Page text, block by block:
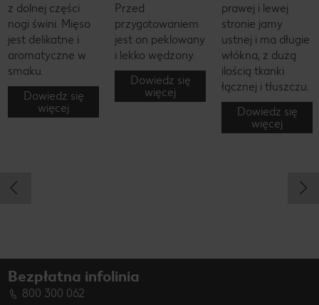
z dolnej części
nogi świni. Mięso
jest delikatne i
aromatyczne w
smaku.
Dowiedz się
więcej
Przed
przygotowaniem
jest on peklowany
i lekko wędzony.
Dowiedz się
więcej
prawej i lewej
stronie jamy
ustnej i ma długie
włókna, z dużą
ilością tkanki
łącznej i tłuszczu.
Dowiedz się
więcej
Bezpłatna infolinia
800 300 062